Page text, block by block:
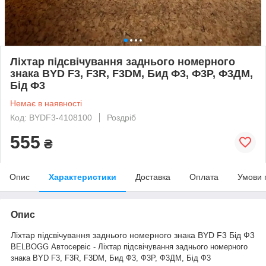
Ліхтар підсвічування заднього номерного
знака BYD F3, F3R, F3DM, Бид Ф3, Ф3Р, Ф3ДМ,
Бід Ф3
Немає в наявності
Код: BYDF3-4108100
Роздріб
555 ₴
Опис Характеристики Доставка Оплата Умови
Опис
Ліхтар підсвічування заднього номерного знака BYD F3 Бід Ф3
BELBOGG Автосервіс - Ліхтар підсвічування заднього номерного
знака BYD F3, F3R, F3DM, Бид Ф3, Ф3Р, Ф3ДМ, Бід Ф3